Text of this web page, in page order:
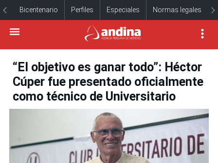
Bicentenario Perfiles Especiales Normas legales
“El objetivo es ganar todo”: Héctor
Cúper fue presentado oficialmente
como técnico de Universitario